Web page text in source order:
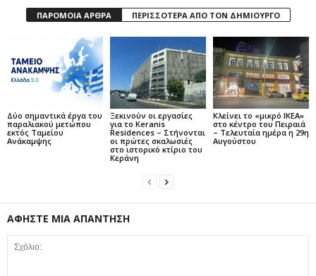
ΠΑΡΟΜΟΙΑ ΑΡΘΡΑ ΠΕΡΙΣΣΟΤΕΡΑ ΑΠΟ ΤΟΝ ΔΗΜΙΟΥΡΓΟ
Δύο σημαντικά έργα του
παραλιακού μετώπου
εκτός Ταμείου
Ανάκαμψης
Ξεκινούν οι εργασίες
για το Keranis
Residences – Στήνονται
οι πρώτες σκαλωσιές
στο ιστορικό κτίριο του
Κεράνη
Κλείνει το «μικρό IKEA»
στο κέντρο του Πειραιά
– Τελευταία ημέρα η 29η
Αυγούστου
ΑΦΗΣΤΕ ΜΙΑ ΑΠΑΝΤΗΣΗ